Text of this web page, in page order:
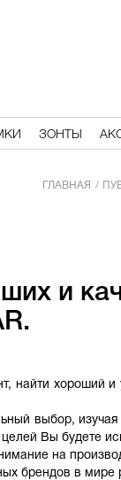
ЗОНТЫ
ГЛАВНАЯ
и
найти хороший
выбор,
Вы будете
на
брендов в мире